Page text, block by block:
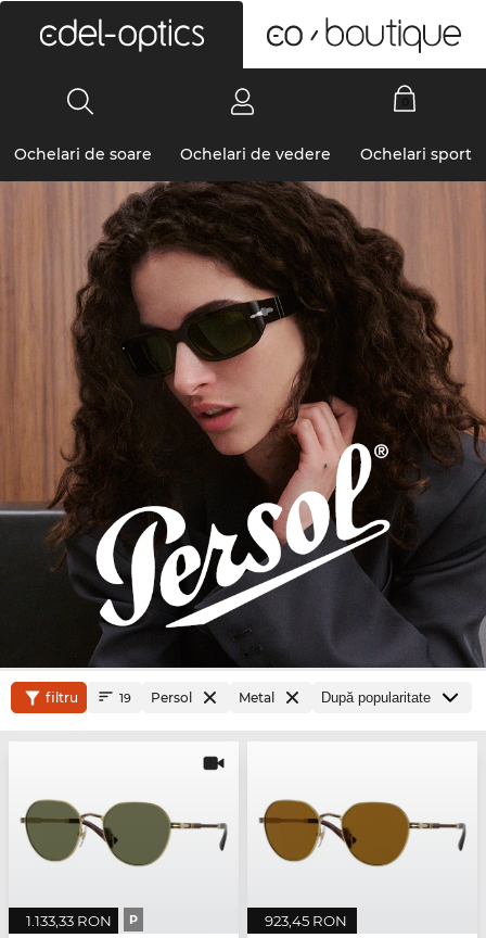
Ochelari de soare Ochelari de vedere Ochelari sport
filtru 19 Persol Metal
1.133,33 RON P 923,45 RON